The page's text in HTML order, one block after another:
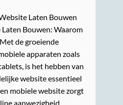
Laten Bouwen
Bouwen: Waarom
de groeiende
apparaten zoals
is het hebben van
website essentieel
mobiele website zorgt
aanwezigheid